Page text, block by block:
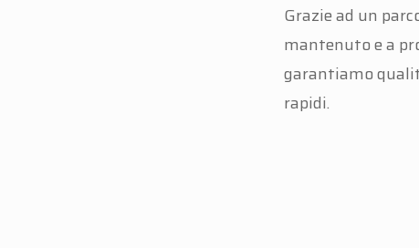
Grazie ad un
mantenuto e a
garantiamo
rapidi.